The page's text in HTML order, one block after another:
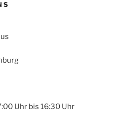
Uhr bis 16:30 Uhr